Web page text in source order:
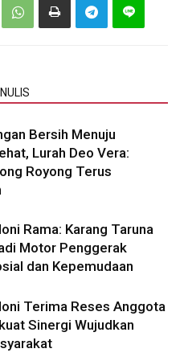
Bersih Menuju
Lurah Deo Vera:
Royong Terus
Rama: Karang Taruna
Motor Penggerak
dan Kepemudaan
Terima Reses Anggota
Sinergi Wujudkan